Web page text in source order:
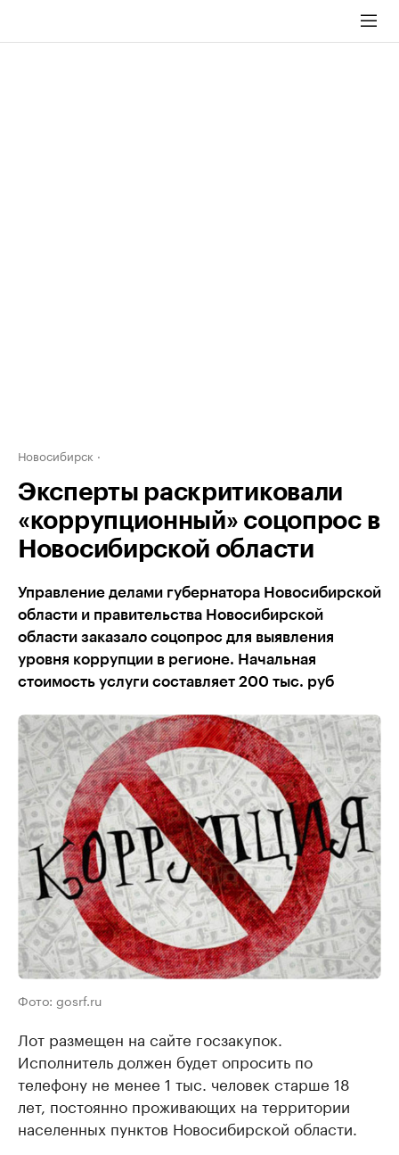
Новосибирск
Эксперты раскритиковали
«коррупционный» соцопрос в
Новосибирской области
Управление делами губернатора Новосибирской
области и правительства Новосибирской
области заказало соцопрос для выявления
уровня коррупции в регионе. Начальная
стоимость услуги составляет 200 тыс. руб
Фото: gosrf.ru
Лот размещен на сайте госзакупок.
Исполнитель должен будет опросить по
телефону не менее 1 тыс. человек старше 18
лет, постоянно проживающих на территории
населенных пунктов Новосибирской области.